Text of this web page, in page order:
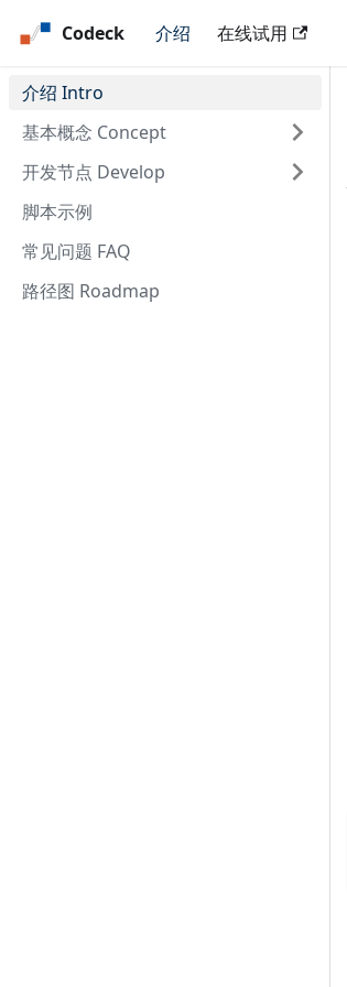
Codeck 介绍 在线试用
介绍 Intro
基本概念 Concept
开发节点 Develop
脚本示例
常见问题 FAQ
路径图 Roadmap